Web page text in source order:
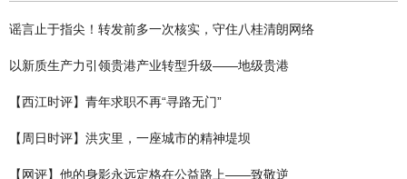
谣言止于指尖！转发前多一次核实，守住八桂清朗网络
以新质生产力引领贵港产业转型升级——地级贵港
【西江时评】青年求职不再“寻路无门”
【周日时评】洪灾里，一座城市的精神堤坝
【网评】他的身影永远定格在公益路上——致敬逆